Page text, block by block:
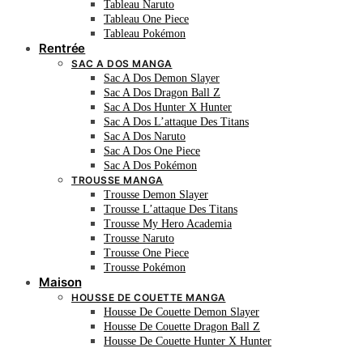
Tableau Naruto
Tableau One Piece
Tableau Pokémon
Rentrée
SAC A DOS MANGA
Sac A Dos Demon Slayer
Sac A Dos Dragon Ball Z
Sac A Dos Hunter X Hunter
Sac A Dos L’attaque Des Titans
Sac A Dos Naruto
Sac A Dos One Piece
Sac A Dos Pokémon
TROUSSE MANGA
Trousse Demon Slayer
Trousse L’attaque Des Titans
Trousse My Hero Academia
Trousse Naruto
Trousse One Piece
Trousse Pokémon
Maison
HOUSSE DE COUETTE MANGA
Housse De Couette Demon Slayer
Housse De Couette Dragon Ball Z
Housse De Couette Hunter X Hunter